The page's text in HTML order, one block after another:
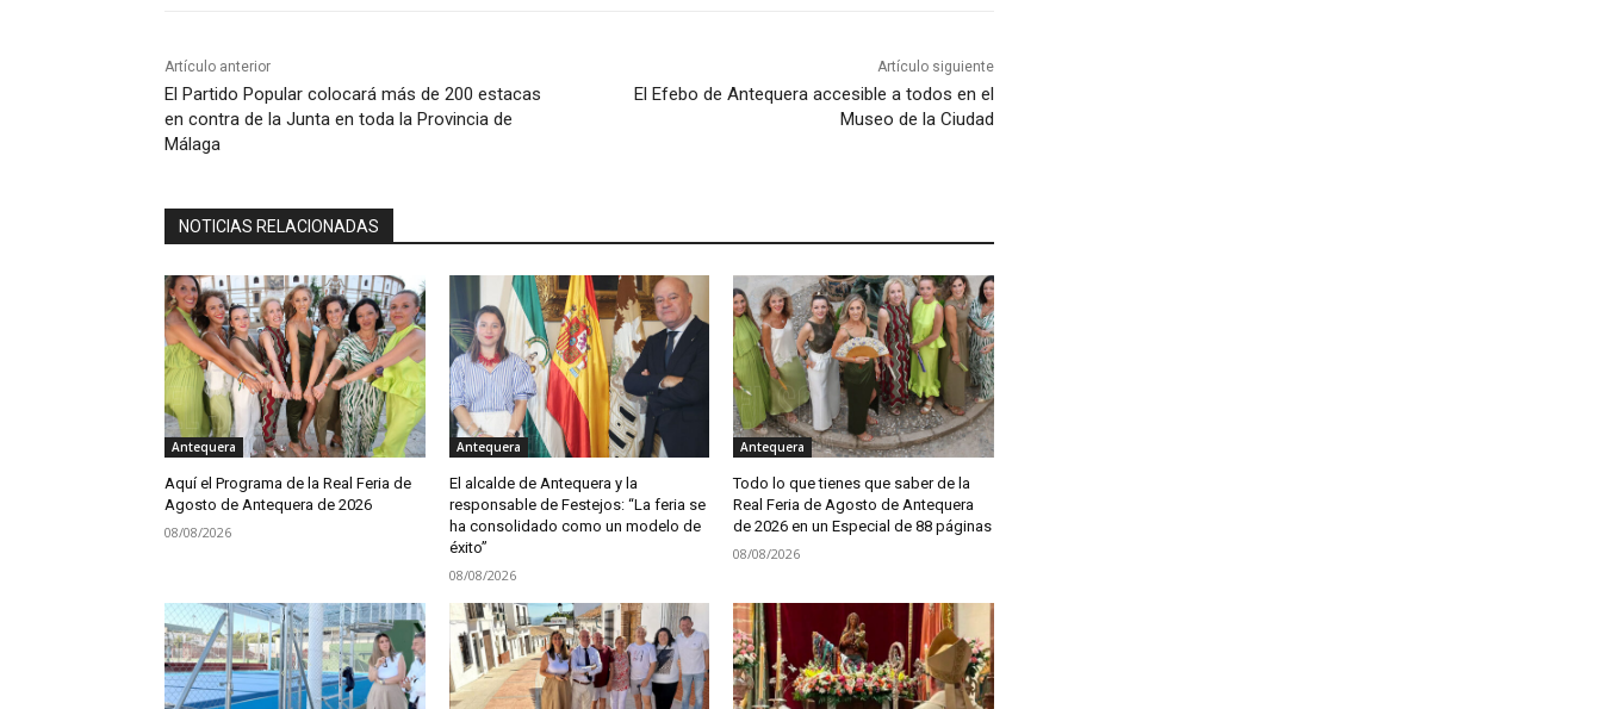
Artículo anterior
El Partido Popular colocará más de 200 estacas
en contra de la Junta en toda la Provincia de
Málaga
Artículo siguiente
El Efebo de Antequera accesible a todos en el
Museo de la Ciudad
NOTICIAS RELACIONADAS
Antequera
Aquí el Programa de la Real Feria de
Agosto de Antequera de 2026
08/08/2026
Antequera
El alcalde de Antequera y la
responsable de Festejos: “La feria se
ha consolidado como un modelo de
éxito”
08/08/2026
Antequera
Todo lo que tienes que saber de la
Real Feria de Agosto de Antequera
de 2026 en un Especial de 88 páginas
08/08/2026